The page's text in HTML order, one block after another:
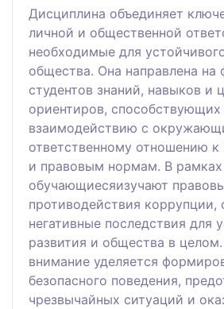
Дисциплина объединяет
личной и общественной
необходимые для
общества. Она направлена на
студентов знаний, навыков и
ориентиров, способствующих
взаимодействию с
ответственному отношению
и правовым нормам. В рамках
обучающиесяизучают
противодействия коррупции,
негативные последствия для
развития и общества в
внимание уделяется
безопасного поведения,
чрезвычайных ситуаций и